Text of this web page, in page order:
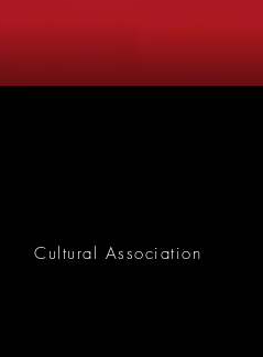
Cultural Association